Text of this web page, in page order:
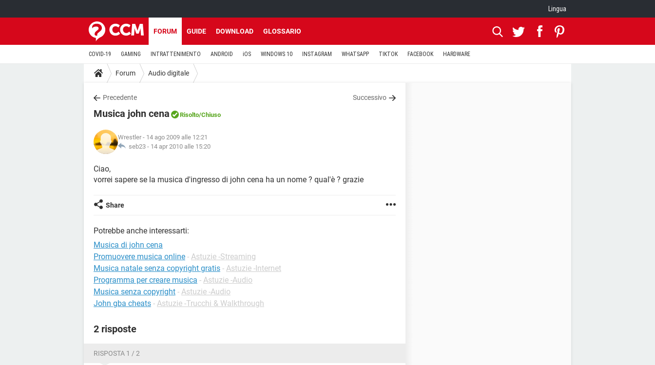
Lingua
FORUM GUIDE DOWNLOAD GLOSSARIO
COVID-19 GAMING INTRATTENIMENTO ANDROID iOS WINDOWS 10 INSTAGRAM WHATSAPP TIKTOK FACEBOOK HARDWARE
Forum Audio digitale
Precedente Successivo
Musica john cena Risolto/Chiuso
Wrestler - 14 ago 2009 alle 12:21
seb23 - 14 apr 2010 alle 15:20
Ciao,
vorrei sapere se la musica d'ingresso di john cena ha un nome ? qual'è ? grazie
Share
Potrebbe anche interessarti:
Musica di john cena
Promuovere musica online - Astuzie -Streaming
Musica natale senza copyright gratis - Astuzie -Internet
Programma per creare musica - Astuzie -Audio
Musica senza copyright - Astuzie -Audio
John gba cheats - Astuzie -Trucchi & Walkthrough
2 risposte
RISPOSTA 1 / 2